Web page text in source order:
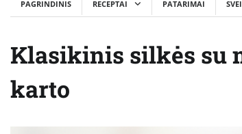
PAGRINDINIS RECEPTAI PATARIMAI
Klasikinis silkės su
karto